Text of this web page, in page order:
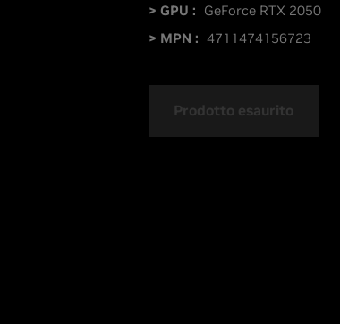
> GPU : GeForce RTX 2050
> MPN : 4711474156723
Prodotto esaurito